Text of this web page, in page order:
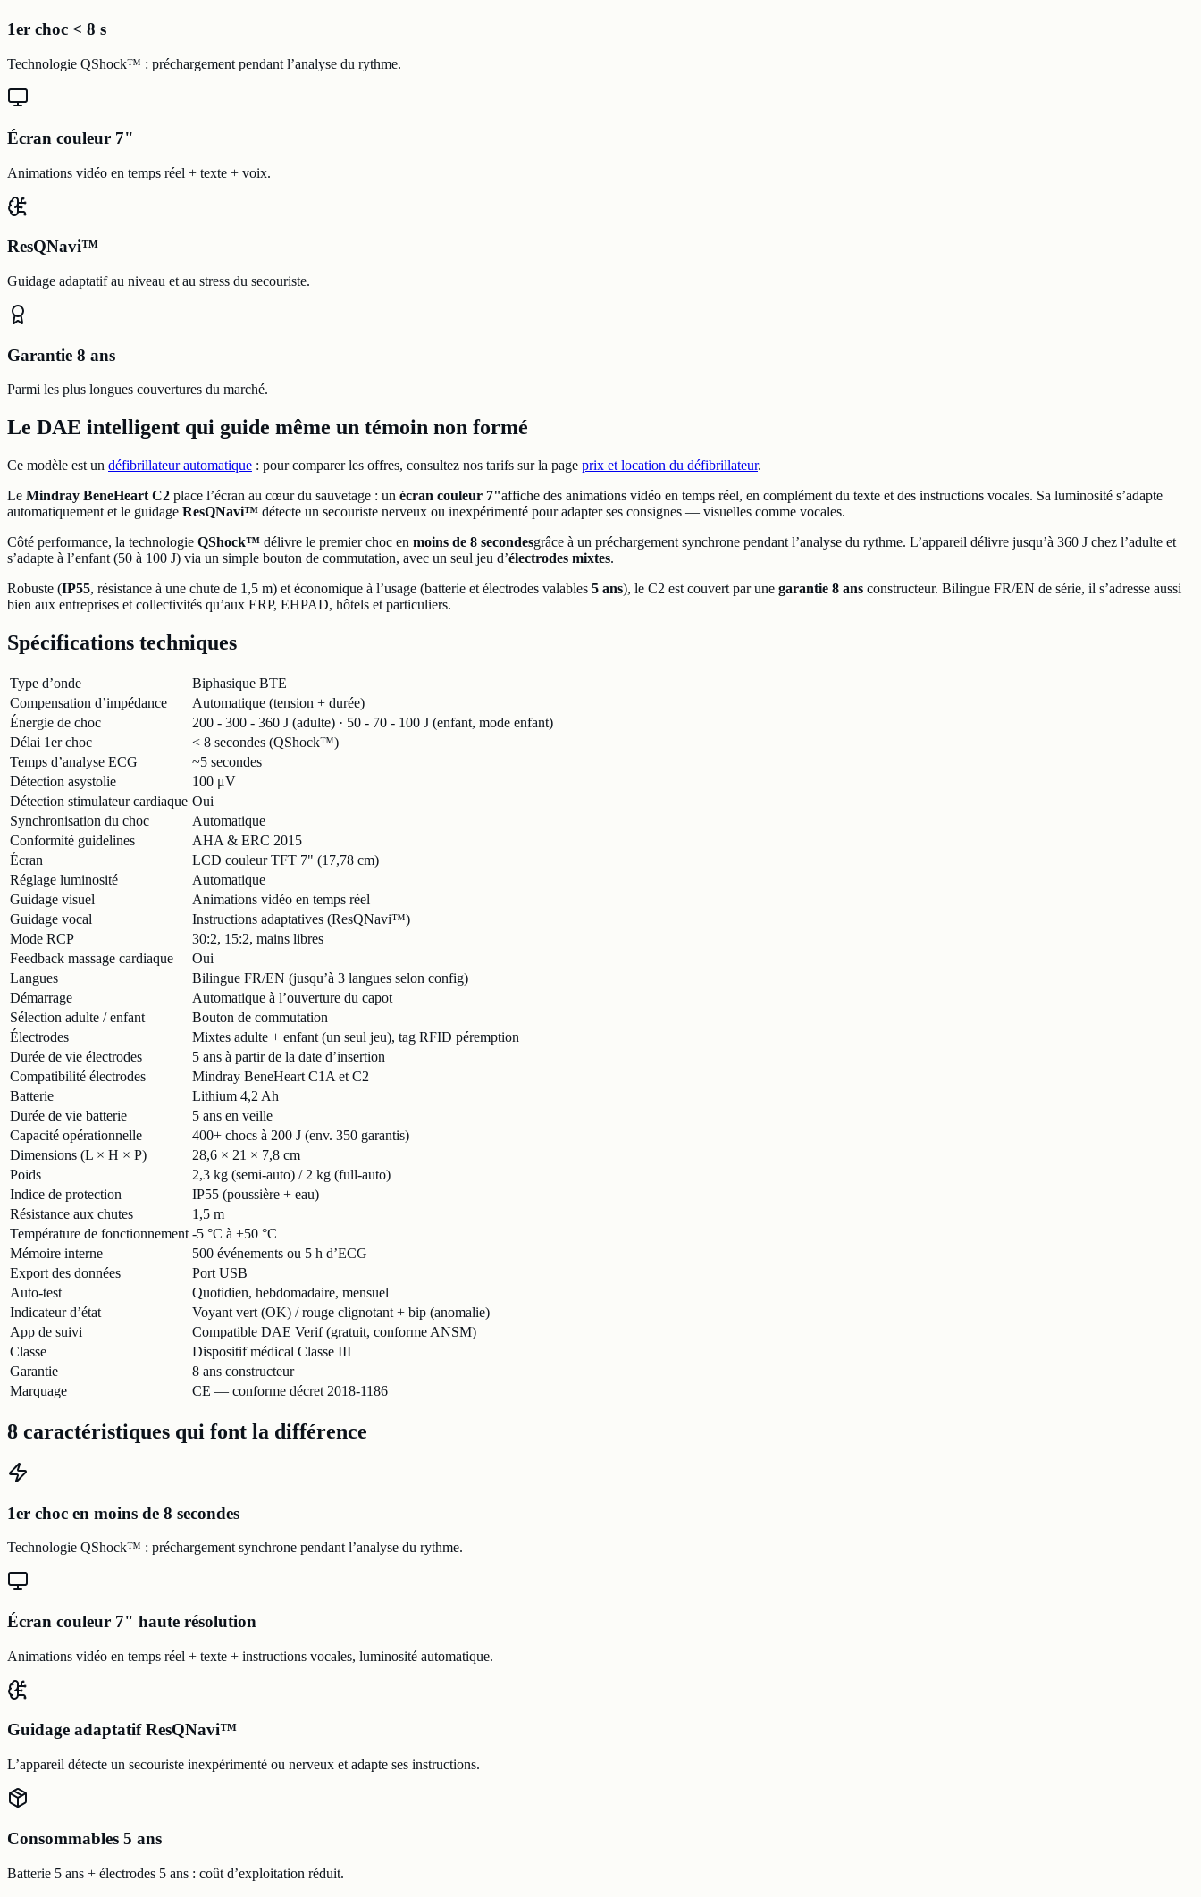
1er choc < 8 s
Technologie QShock™ : préchargement pendant l’analyse du rythme.
Écran couleur 7"
Animations vidéo en temps réel + texte + voix.
ResQNavi™
Guidage adaptatif au niveau et au stress du secouriste.
Garantie 8 ans
Parmi les plus longues couvertures du marché.
Le DAE intelligent qui guide même un témoin non formé
Ce modèle est un défibrillateur automatique : pour comparer les offres, consultez nos tarifs sur la page prix et location du défibrillateur.
Le Mindray BeneHeart C2 place l’écran au cœur du sauvetage : un écran couleur 7"affiche des animations vidéo en temps réel, en complément du texte et des instructions vocales. Sa luminosité s’adapte
automatiquement et le guidage ResQNavi™ détecte un secouriste nerveux ou inexpérimenté pour adapter ses consignes — visuelles comme vocales.
Côté performance, la technologie QShock™ délivre le premier choc en moins de 8 secondesgrâce à un préchargement synchrone pendant l’analyse du rythme. L’appareil délivre jusqu’à 360 J chez l’adulte et
s’adapte à l’enfant (50 à 100 J) via un simple bouton de commutation, avec un seul jeu d’électrodes mixtes.
Robuste (IP55, résistance à une chute de 1,5 m) et économique à l’usage (batterie et électrodes valables 5 ans), le C2 est couvert par une garantie 8 ans constructeur. Bilingue FR/EN de série, il s’adresse aussi
bien aux entreprises et collectivités qu’aux ERP, EHPAD, hôtels et particuliers.
Spécifications techniques
Type d’onde
Biphasique BTE
Compensation d’impédance
Automatique (tension + durée)
Énergie de choc
200 - 300 - 360 J (adulte) · 50 - 70 - 100 J (enfant, mode enfant)
Délai 1er choc
< 8 secondes (QShock™)
Temps d’analyse ECG
~5 secondes
Détection asystolie
100 μV
Détection stimulateur cardiaque Oui
Synchronisation du choc
Automatique
Conformité guidelines
AHA & ERC 2015
Écran
LCD couleur TFT 7" (17,78 cm)
Réglage luminosité
Automatique
Guidage visuel
Animations vidéo en temps réel
Guidage vocal
Instructions adaptatives (ResQNavi™)
Mode RCP
30:2, 15:2, mains libres
Feedback massage cardiaque
Oui
Langues
Bilingue FR/EN (jusqu’à 3 langues selon config)
Démarrage
Automatique à l’ouverture du capot
Sélection adulte / enfant
Bouton de commutation
Électrodes
Mixtes adulte + enfant (un seul jeu), tag RFID péremption
Durée de vie électrodes
5 ans à partir de la date d’insertion
Compatibilité électrodes
Mindray BeneHeart C1A et C2
Batterie
Lithium 4,2 Ah
Durée de vie batterie
5 ans en veille
Capacité opérationnelle
400+ chocs à 200 J (env. 350 garantis)
Dimensions (L × H × P)
28,6 × 21 × 7,8 cm
Poids
2,3 kg (semi-auto) / 2 kg (full-auto)
Indice de protection
IP55 (poussière + eau)
Résistance aux chutes
1,5 m
Température de fonctionnement -5 °C à +50 °C
Mémoire interne
500 événements ou 5 h d’ECG
Export des données
Port USB
Auto-test
Quotidien, hebdomadaire, mensuel
Indicateur d’état
Voyant vert (OK) / rouge clignotant + bip (anomalie)
App de suivi
Compatible DAE Verif (gratuit, conforme ANSM)
Classe
Dispositif médical Classe III
Garantie
8 ans constructeur
Marquage
CE — conforme décret 2018-1186
8 caractéristiques qui font la différence
1er choc en moins de 8 secondes
Technologie QShock™ : préchargement synchrone pendant l’analyse du rythme.
Écran couleur 7" haute résolution
Animations vidéo en temps réel + texte + instructions vocales, luminosité automatique.
Guidage adaptatif ResQNavi™
L’appareil détecte un secouriste inexpérimenté ou nerveux et adapte ses instructions.
Consommables 5 ans
Batterie 5 ans + électrodes 5 ans : coût d’exploitation réduit.